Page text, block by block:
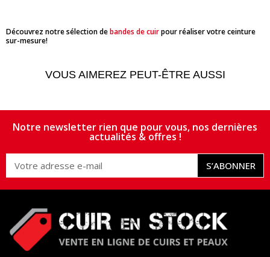
Découvrez notre sélection debandes de cuirpour réaliser votre ceinture
sur-mesure!
VOUS AIMEREZ PEUT-ÊTRE AUSSI
Notre newsletter rien que pour vous, nos dernières
actualités & offres !
S’ABONNER